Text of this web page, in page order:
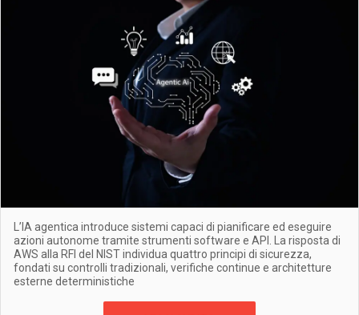
L’IA agentica introduce sistemi capaci di pianificare ed eseguire
azioni autonome tramite strumenti software e API. La risposta di
AWS alla RFI del NIST individua quattro principi di sicurezza,
fondati su controlli tradizionali, verifiche continue e architetture
esterne deterministiche